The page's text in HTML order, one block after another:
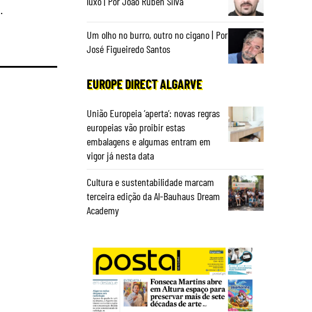
Um olho no burro, outro no cigano | Por
José Figueiredo Santos
EUROPE DIRECT ALGARVE
União Europeia ‘aperta’: novas regras
europeias vão proibir estas
embalagens e algumas entram em
vigor já nesta data
Cultura e sustentabilidade marcam
terceira edição da Al-Bauhaus Dream
Academy